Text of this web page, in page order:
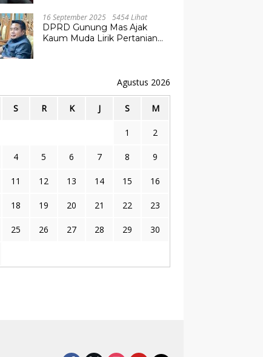
16 September 2025 5454 Lihat
DPRD Gunung Mas Ajak
Kaum Muda Lirik Pertanian
Agustus 2026
S R K J S M
1 2
4 5 6 7 8 9
11 12 13 14 15 16
18 19 20 21 22 23
25 26 27 28 29 30